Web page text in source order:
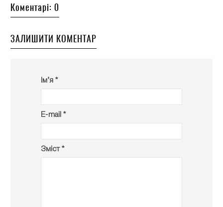
Коментарі: 0
ЗАЛИШИТИ КОМЕНТАР
Ім’я *
E-mail *
Зміст *